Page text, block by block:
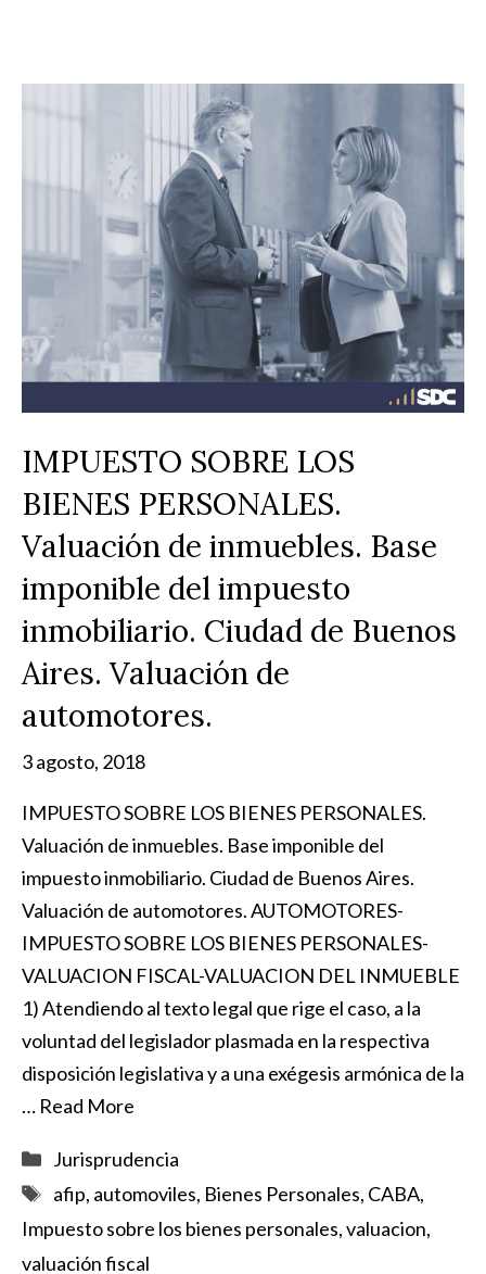
IMPUESTO SOBRE LOS
BIENES PERSONALES.
Valuación de inmuebles. Base
imponible del impuesto
inmobiliario. Ciudad de Buenos
Aires. Valuación de
automotores.
3 agosto, 2018
IMPUESTO SOBRE LOS BIENES PERSONALES.
Valuación de inmuebles. Base imponible del
impuesto inmobiliario. Ciudad de Buenos Aires.
Valuación de automotores. AUTOMOTORES-
IMPUESTO SOBRE LOS BIENES PERSONALES-
VALUACION FISCAL-VALUACION DEL INMUEBLE
1) Atendiendo al texto legal que rige el caso, a la
voluntad del legislador plasmada en la respectiva
disposición legislativa y a una exégesis armónica de la
… Read More
Categorías
Jurisprudencia
Etiquetas
afip, automoviles, Bienes Personales, CABA,
Impuesto sobre los bienes personales,valuacion,
valuación fiscal